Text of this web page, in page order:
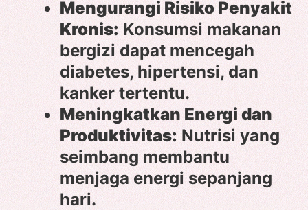
Mengurangi Risiko Penyakit
Kronis: Konsumsi makanan
bergizi dapat mencegah
diabetes, hipertensi, dan
kanker tertentu.
Meningkatkan Energi dan
Produktivitas: Nutrisi yang
seimbang membantu
menjaga energi sepanjang
hari.